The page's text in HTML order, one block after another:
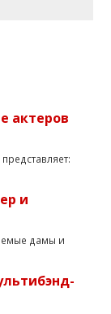
актеров
и
дамы и